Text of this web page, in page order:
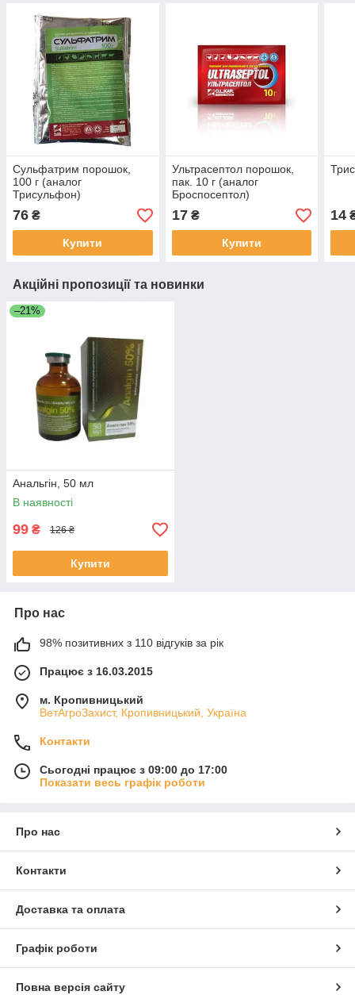
Сульфатрим порошок,
100 г (аналог
Трисульфон)
76 ₴
Купити
Ультрасептол порошок,
пак. 10 г (аналог
Броспосептол)
17₴
Купити
14
Акційні пропозиції та новинки
–21%
Анальгін, 50 мл
В наявності
99 ₴ 126 ₴
Купити
Про нас
98% позитивних з 110 відгуків за рік
Працює з 16.03.2015
м. Кропивницький
ВетАгроЗахист, Кропивницький, Україна
Контакти
Сьогодні працює з 09:00 до 17:00
Показати весь графік роботи
Про нас
Контакти
Доставка та оплата
Графік роботи
Повна версія сайту